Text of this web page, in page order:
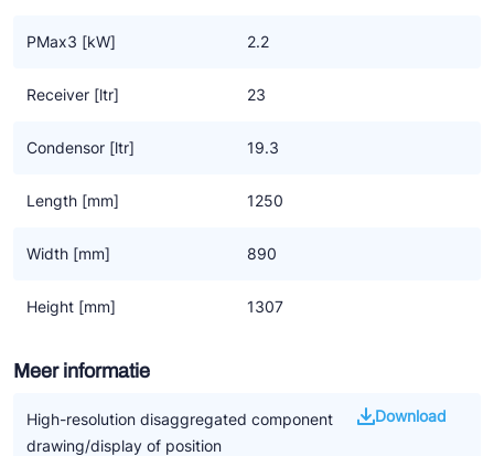
PMax3 [kW] 2.2
Receiver [ltr] 23
Condensor [ltr] 19.3
Length [mm] 1250
Width [mm] 890
Height [mm] 1307
Meer informatie
High-resolution disaggregated component
drawing/display of position
Download